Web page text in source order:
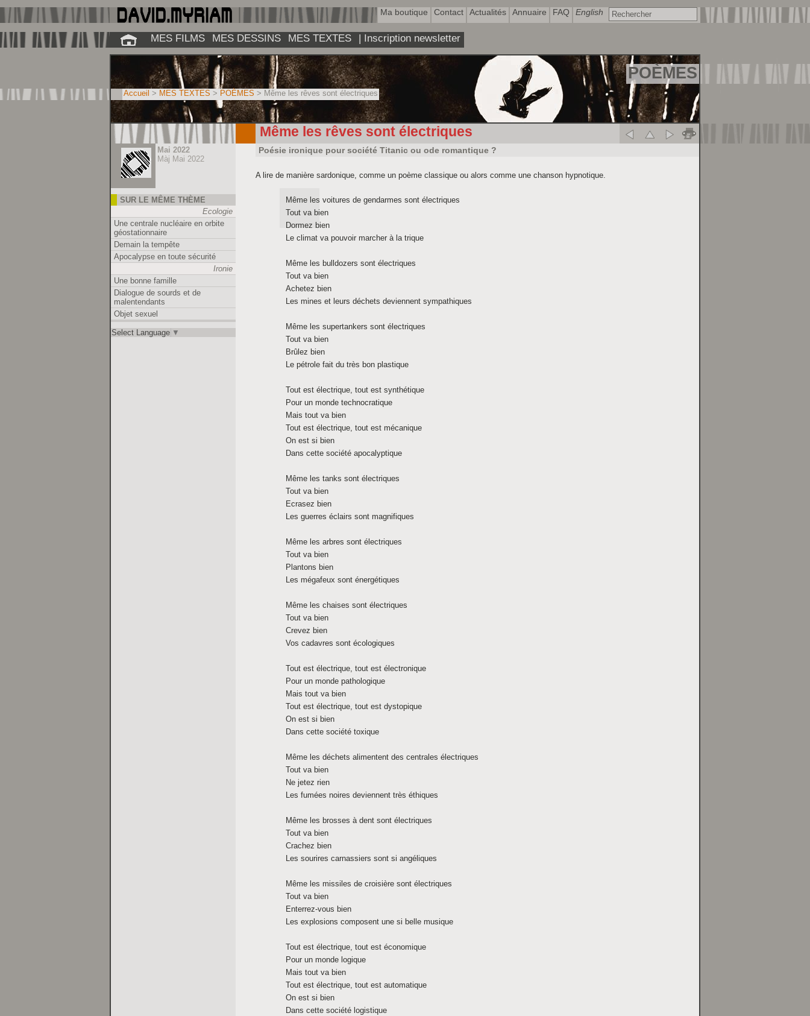
Mai 2022
Màj Mai 2022
SUR LE MÊME THÈME
Ecologie
Une centrale nucléaire en orbite
géostationnaire
Demain la tempête
Apocalypse en toute sécurité
Ironie
Une bonne famille
Dialogue de sourds et de
malentendants
Objet sexuel
Select Language ▼
Même les rêves sont électriques
Poésie ironique pour société Titanic ou ode romantique ?
A lire de manière sardonique, comme un poème classique ou alors comme une chanson hypnotique.
Même les voitures de gendarmes sont électriques
Tout va bien
Dormez bien
Le climat va pouvoir marcher à la trique
Même les bulldozers sont électriques
Tout va bien
Achetez bien
Les mines et leurs déchets deviennent sympathiques
Même les supertankers sont électriques
Tout va bien
Brûlez bien
Le pétrole fait du très bon plastique
Tout est électrique, tout est synthétique
Pour un monde technocratique
Mais tout va bien
Tout est électrique, tout est mécanique
On est si bien
Dans cette société apocalyptique
Même les tanks sont électriques
Tout va bien
Ecrasez bien
Les guerres éclairs sont magnifiques
Même les arbres sont électriques
Tout va bien
Plantons bien
Les mégafeux sont énergétiques
Même les chaises sont électriques
Tout va bien
Crevez bien
Vos cadavres sont écologiques
Tout est électrique, tout est électronique
Pour un monde pathologique
Mais tout va bien
Tout est électrique, tout est dystopique
On est si bien
Dans cette société toxique
Même les déchets alimentent des centrales électriques
Tout va bien
Ne jetez rien
Les fumées noires deviennent très éthiques
Même les brosses à dent sont électriques
Tout va bien
Crachez bien
Les sourires carnassiers sont si angéliques
Même les missiles de croisière sont électriques
Tout va bien
Enterrez-vous bien
Les explosions composent une si belle musique
Tout est électrique, tout est économique
Pour un monde logique
Mais tout va bien
Tout est électrique, tout est automatique
On est si bien
Dans cette société logistique
POÈMES
Accueil > MES TEXTES > POÈMES > Même les rêves sont électriques
Ma boutique Contact Actualités Annuaire FAQ English
MES FILMS MES DESSINS MES TEXTES | Inscription newsletter